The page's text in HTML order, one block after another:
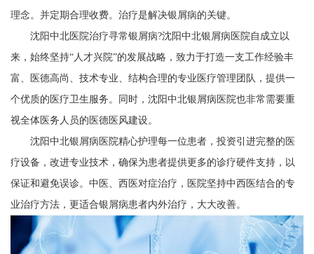
理念。并定期合理收费。治疗是解决银屑病的关键。
沈阳中北医院治疗寻常银屑病?沈阳中北银屑病医院自成立以
来，始终坚持“人才兴院”的发展战略，致力于打造一支工作经验丰
富、医德高尚、技术专业、结构合理的专业医疗管理团队，提供一
个优质的医疗卫生服务。同时，沈阳中北银屑病医院也非常需要重
视全体医务人员的医德医风建设。
沈阳中北银屑病医院精心护理每一位患者，投资引进完整的医
疗设备，改进专业技术，确保为患者提供更多的诊疗硬件支持，以
保证和避免误诊。中医、西医对症治疗，医院坚持中西医结合的专
业治疗方法，更适合银屑病患者内外治疗，大大改善。